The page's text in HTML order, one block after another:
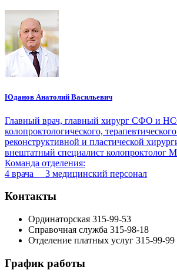
Юданов Анатолий Васильевич
Главный врач, главный хирург СФО и
колопроктологического,
реконструктивной и пластической
внештатный специалист колопроктолог
Команда отделения:
4 врача 3 медицинский персонал
Контакты
Ординаторская 315-99-53
Справочная служба 315-98-18
Отделение платных услуг 315-99-99
График работы